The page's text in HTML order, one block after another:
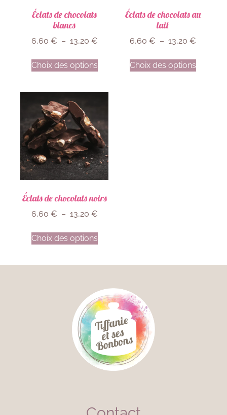
Éclats de chocolats
blancs
6,60 € – 13,20 €
Choix des options
Éclats de chocolats au
lait
6,60 € – 13,20 €
Choix des options
Éclats de chocolats noirs
6,60 € – 13,20 €
Choix des options